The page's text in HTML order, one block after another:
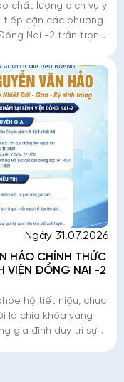
chất lượng dịch vụ y
tiếp cận các phương
Nai -2 trân trọng
Ngày 31.07.2026
HẢO CHÍNH THỨC
VIỆN ĐỒNG NAI -2
hệ tiết niệu, chức
là chìa khóa vàng
gia đình duy trì sự